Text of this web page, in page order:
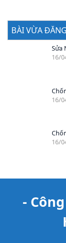
BÀI VỪA ĐĂNG
Sửa
16/
16/
16/
-